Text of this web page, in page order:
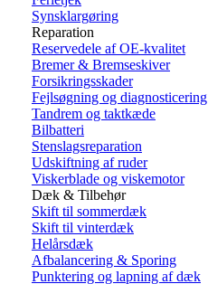
Synsklargøring
Reparation
Reservedele af OE-kvalitet
Bremer & Bremseskiver
Forsikringsskader
Fejlsøgning og diagnosticering
Tandrem og taktkæde
Bilbatteri
Stenslagsreparation
Udskiftning af ruder
Viskerblade og viskemotor
Dæk & Tilbehør
Skift til sommerdæk
Skift til vinterdæk
Helårsdæk
Afbalancering & Sporing
Punktering og lapning af dæk